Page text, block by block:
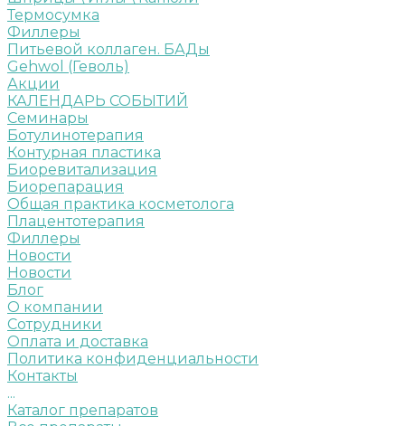
Термосумка
Филлеры
Питьевой коллаген. БАДы
Gehwol (Геволь)
Акции
КАЛЕНДАРЬ СОБЫТИЙ
Семинары
Ботулинотерапия
Контурная пластика
Биоревитализация
Биорепарация
Общая практика косметолога
Плацентотерапия
Филлеры
Новости
Новости
Блог
О компании
Сотрудники
Оплата и доставка
Политика конфиденциальности
Контакты
...
Каталог препаратов